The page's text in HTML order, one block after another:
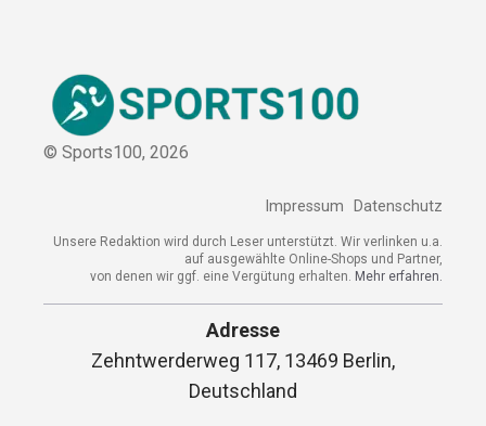
© Sports100, 2026
Impressum Datenschutz
Unsere Redaktion wird durch Leser unterstützt. Wir verlinken u.a.
auf ausgewählte Online-Shops und Partner,
von denen wir ggf. eine Vergütung erhalten. Mehr erfahren.
Adresse
Zehntwerderweg 117, 13469 Berlin,
Deutschland